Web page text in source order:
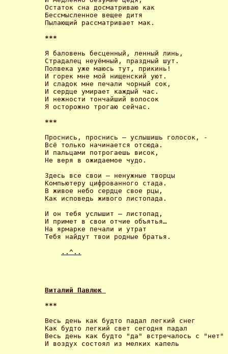
Остаток сна досматриваю как
Бессмысленное вещее дитя
Пылающий рассматривает мак.
***
Я баловень бесценный, ленный линь,
Страдалец неуёмный, праздный шут.
Полвека уже маюсь тут, прикинь!
И горек мне мой нищенский уют.
И сладок мне печали чорный сок,
И сердце умирает каждый час.
И нежности тончайший волосок
Я осторожно трогаю сейчас.
***
Проснись, проснись – услышишь голосок, -
Всё только начинается отсюда.
И пальцами потрогаешь висок,
Не веря в ожидаемое чудо.
Здесь все свои – ненужные творцы
Компьютеру цифрованного стада.
В живое небо сердце свое рцы,
Как исповедь живого листопада.
И он тебя услышит – листопад,
И примет в свои отчие объятья…
На ярмарке печали и утрат
Тебя найдут твои родные братья.
..^..
Виталий Павлюк
***
Весь день как будто падал легкий снег
Как будто легкий свет сегодня падал
Весь день как будто "да" встречалось с "нет"
И воздух состоял из мелких капель